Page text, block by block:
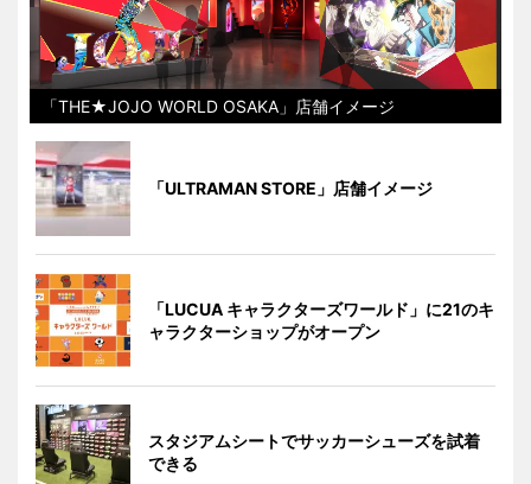
「THE★JOJO WORLD OSAKA」店舗イメージ
「ULTRAMAN STORE」店舗イメージ
「LUCUA キャラクターズワールド」に21のキ
ャラクターショップがオープン
スタジアムシートでサッカーシューズを試着
できる